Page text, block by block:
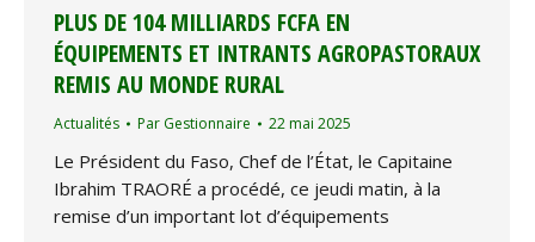
PLUS DE 104 MILLIARDS FCFA EN
ÉQUIPEMENTS ET INTRANTS AGROPASTORAUX
REMIS AU MONDE RURAL
Actualités Par Gestionnaire 22 mai 2025
Le Président du Faso, Chef de l’État, le Capitaine
Ibrahim TRAORÉ a procédé, ce jeudi matin, à la
remise d’un important lot d’équipements